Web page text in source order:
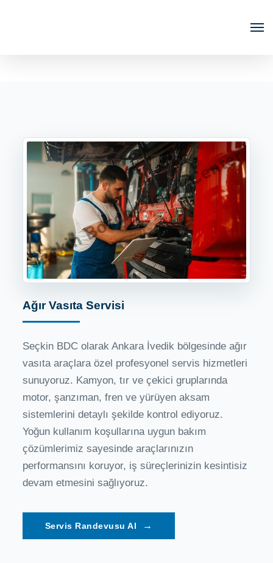
Ağır Vasıta Servisi
Seçkin BDC olarak Ankara İvedik bölgesinde ağır
vasıta araçlara özel profesyonel servis hizmetleri
sunuyoruz. Kamyon, tır ve çekici gruplarında
motor, şanzıman, fren ve yürüyen aksam
sistemlerini detaylı şekilde kontrol ediyoruz.
Yoğun kullanım koşullarına uygun bakım
çözümlerimiz sayesinde araçlarınızın
performansını koruyor, iş süreçlerinizin kesintisiz
devam etmesini sağlıyoruz.
→